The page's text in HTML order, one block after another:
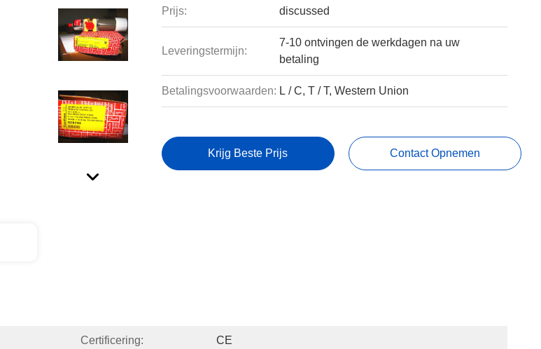
Prijs: discussed
Leveringstermijn:
7-10 ontvingen de werkdagen na uw
betaling
Betalingsvoorwaarden: L / C, T / T, Western Union
Krijg Beste Prijs Contact Opnemen
Certificering: CE